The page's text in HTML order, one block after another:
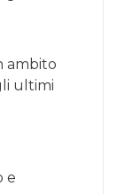
ambito
ultimi
e